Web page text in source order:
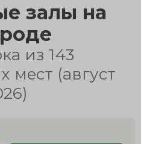
залы на
из 143
мест (август